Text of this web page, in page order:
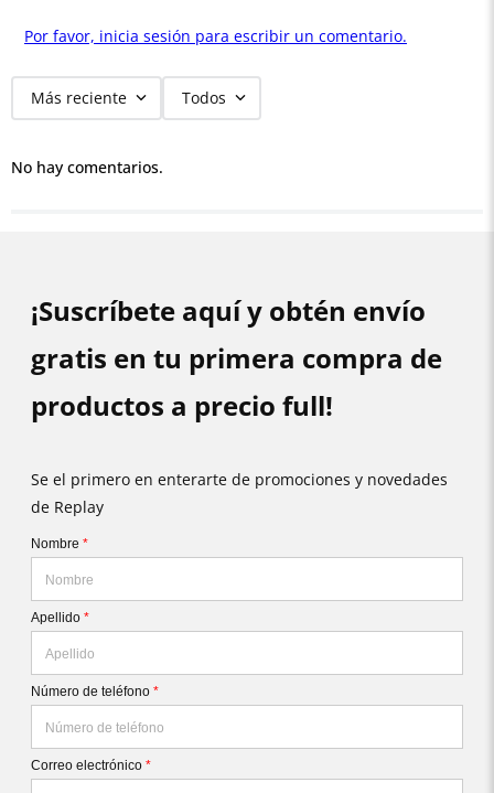
Por favor, inicia sesión para escribir un comentario.
Más reciente Todos
No hay comentarios.
¡Suscríbete aquí y obtén envío
gratis en tu primera compra de
productos a precio full!
Se el primero en enterarte de promociones y novedades
de Replay
Nombre *
Apellido *
Número de teléfono *
Correo electrónico *